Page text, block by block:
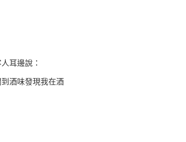
耳邊說：
酒味發現我在酒